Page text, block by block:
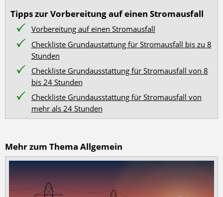
Tipps zur Vorbereitung auf einen Stromausfall
Vorbereitung auf einen Stromausfall
Checkliste Grundaustattung für Stromausfall bis zu 8
Stunden
Checkliste Grundausstattung für Stromausfall von 8
bis 24 Stunden
Checkliste Grundausstattung für Stromausfall von
mehr als 24 Stunden
Mehr zum Thema Allgemein